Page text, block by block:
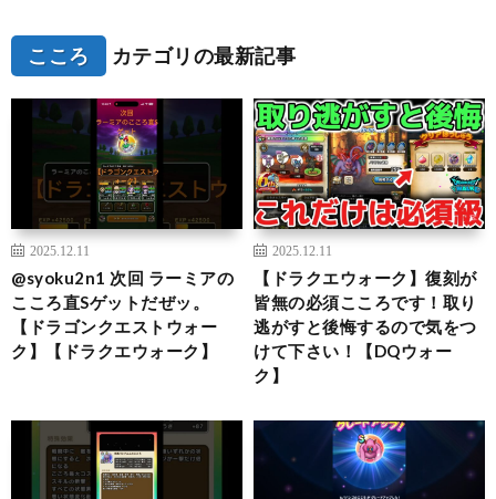
こころ カテゴリの最新記事
2025.12.11
@syoku2n1 次回 ラーミアの
こころ直Sゲットだぜッ。
【ドラゴンクエストウォー
ク】【ドラクエウォーク】
2025.12.11
【ドラクエウォーク】復刻が
皆無の必須こころです！取り
逃がすと後悔するので気をつ
けて下さい！【DQウォー
ク】